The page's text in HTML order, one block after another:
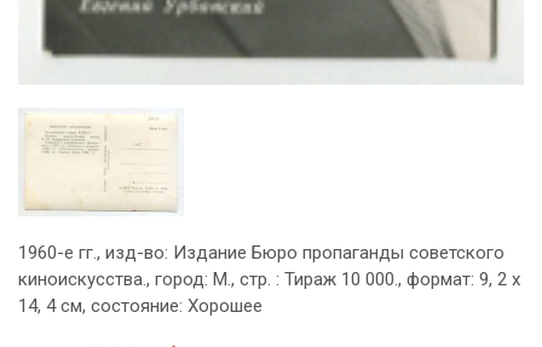
1960-е гг., изд-во: Издание Бюро пропаганды советского
киноискусства., город: М., стр. : Тираж 10 000., формат: 9, 2 х
14, 4 см, состояние: Хорошее